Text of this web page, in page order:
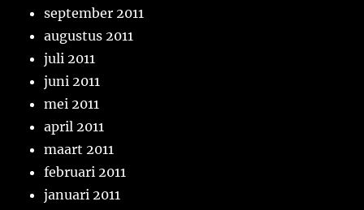
september 2011
augustus 2011
juli 2011
juni 2011
mei 2011
april 2011
maart 2011
februari 2011
januari 2011